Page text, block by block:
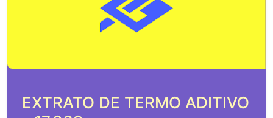
EXTRATO DE TERMO ADITIVO